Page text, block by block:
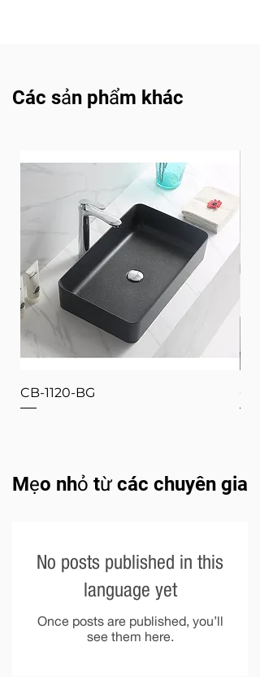
Các sản phẩm khác
CB-1120-BG
Mẹo nhỏ từ các chuyên gia
No posts published in this
language yet
Once posts are published, you’ll
see them here.